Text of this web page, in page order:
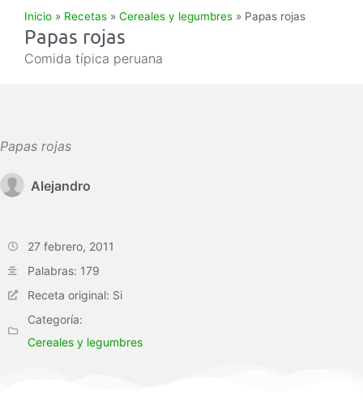
Inicio » Recetas » Cereales y legumbres » Papas rojas
Papas rojas
Comida típica peruana
Papas rojas
Alejandro
27 febrero, 2011
Palabras: 179
Receta original: Si
Categoría:
Cereales y legumbres